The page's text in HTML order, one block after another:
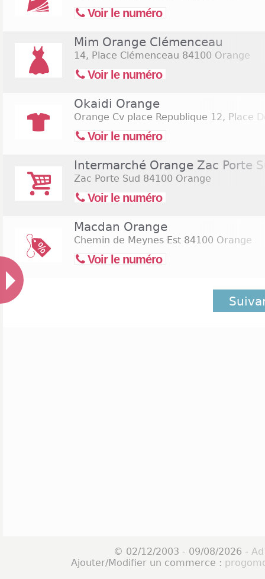
Voir le numéro
Mim Orange Clémenceau
14, Place Clémenceau 84100 Orange
Voir le numéro
Okaidi Orange
Orange Cv place Republique 12, Place
Voir le numéro
Intermarché Orange Zac Porte
Zac Porte Sud 84100 Orange
Voir le numéro
Macdan Orange
Chemin de Meynes Est 84100 Orange
Voir le numéro
© 02/12/2003 - 09/08/2026 -
Ajouter/Modifier un commerce :